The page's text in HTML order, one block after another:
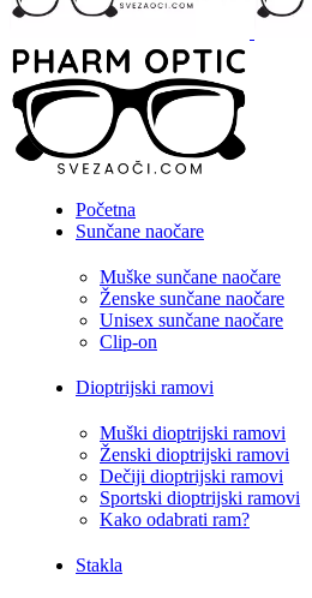
Početna
Sunčane naočare
Muške sunčane naočare
Ženske sunčane naočare
Unisex sunčane naočare
Clip-on
Dioptrijski ramovi
Muški dioptrijski ramovi
Ženski dioptrijski ramovi
Dečiji dioptrijski ramovi
Sportski dioptrijski ramovi
Kako odabrati ram?
Stakla